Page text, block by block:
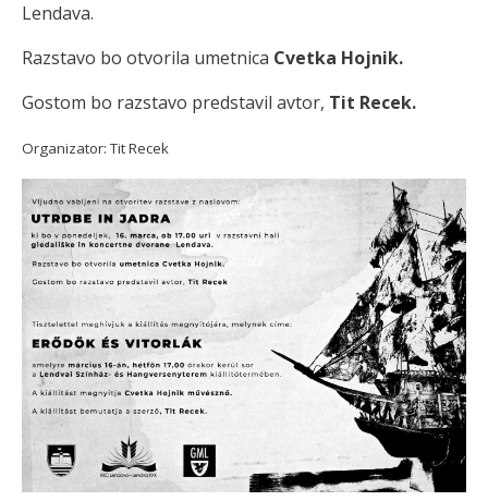
Lendava.
Razstavo bo otvorila umetnica Cvetka Hojnik.
Gostom bo razstavo predstavil avtor, Tit Recek.
Organizator: Tit Recek